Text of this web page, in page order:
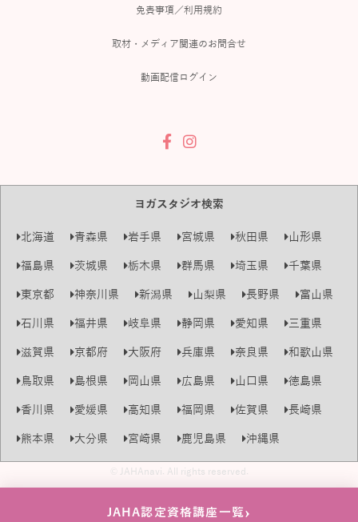
免責事項／利用規約
取材・メディア関連のお問合せ
動画配信ログイン
ヨガスタジオ検索
北海道 青森県 岩手県 宮城県 秋田県
山形県
福島県
茨城県 栃木県 群馬県 埼玉県
千葉県
東京都
神奈川県 新潟県 山梨県 長野県
富山県
石川県
福井県 岐阜県 静岡県 愛知県
三重県
滋賀県
京都府 大阪府 兵庫県 奈良県
和歌山県
鳥取県
島根県 岡山県 広島県 山口県
徳島県
香川県
愛媛県 高知県 福岡県 佐賀県
長崎県
熊本県
大分県 宮崎県 鹿児島県 沖縄県
© JAHAnavi. All rights reserved.
JAHA認定資格講座一覧›